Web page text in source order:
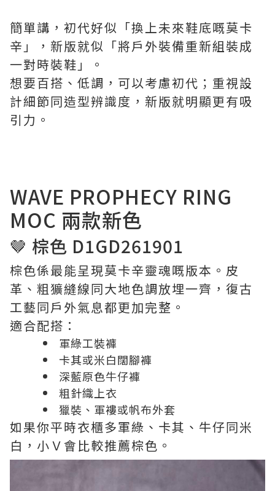
簡單講，初代好似「換上未來鞋底嘅莫卡
辛」，新版就似「將戶外裝備重新組裝成
一對時裝鞋」。
想要百搭、低調，可以考慮初代；重視設
計細節同造型辨識度，新版就明顯更有吸
引力。
WAVE PROPHECY RING
MOC 兩款新色
🤎 棕色 D1GD261901
棕色係最能呈現莫卡辛靈魂嘅版本。皮
革、粗獷縫線同大地色調放埋一齊，復古
工藝同戶外氣息都更加完整。
適合配搭：
軍綠工裝褲
卡其或米白闊腳褲
深藍原色牛仔褲
粗針織上衣
獵裝、軍褸或帆布外套
如果你平時衣櫃多軍綠、卡其、牛仔同米
白，小Ｖ會比較推薦棕色。